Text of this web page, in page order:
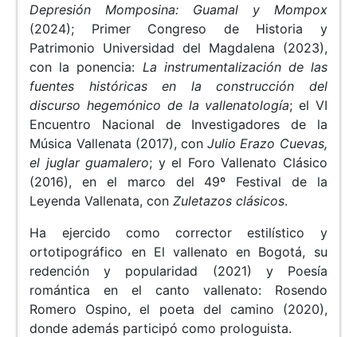
Depresión Momposina: Guamal y Mompox
(2024); Primer Congreso de Historia y
Patrimonio Universidad del Magdalena (2023),
con la ponencia: La instrumentalización de las
fuentes históricas en la construcción del
discurso hegemónico de la vallenatología; el VI
Encuentro Nacional de Investigadores de la
Música Vallenata (2017), conJulio Erazo Cuevas,
el juglar guamalero; y el Foro Vallenato Clásico
(2016), en el marco del 49º Festival de la
Leyenda Vallenata, conZuletazos clásicos.
Ha ejercido como corrector estilístico y
ortotipográfico en El vallenato en Bogotá, su
redención y popularidad (2021) y Poesía
romántica en el canto vallenato: Rosendo
Romero Ospino, el poeta del camino (2020),
donde además participó como prologuista.